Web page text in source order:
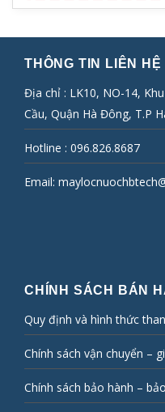
THÔNG TIN LIÊN HỆ
Địa chỉ : LK10, NO-14,
Cầu, Quận Hà Đông, T.P
Hotline : 096.826.8687
Email:
CHÍNH SÁCH BÁN
Quy định và hình thức
Chính sách vận chuyển –
Chính sách bảo hành –